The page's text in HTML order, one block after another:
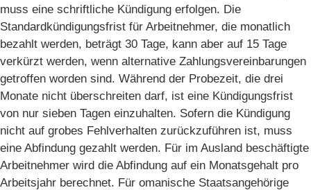
muss eine schriftliche Kündigung erfolgen. Die
Standardkündigungsfrist für Arbeitnehmer, die monatlich
bezahlt werden, beträgt 30 Tage, kann aber auf 15 Tage
verkürzt werden, wenn alternative Zahlungsvereinbarungen
getroffen worden sind. Während der Probezeit, die drei
Monate nicht überschreiten darf, ist eine Kündigungsfrist
von nur sieben Tagen einzuhalten. Sofern die Kündigung
nicht auf grobes Fehlverhalten zurückzuführen ist, muss
eine Abfindung gezahlt werden. Für im Ausland beschäftigte
Arbeitnehmer wird die Abfindung auf ein Monatsgehalt pro
Arbeitsjahr berechnet. Für omanische Staatsangehörige